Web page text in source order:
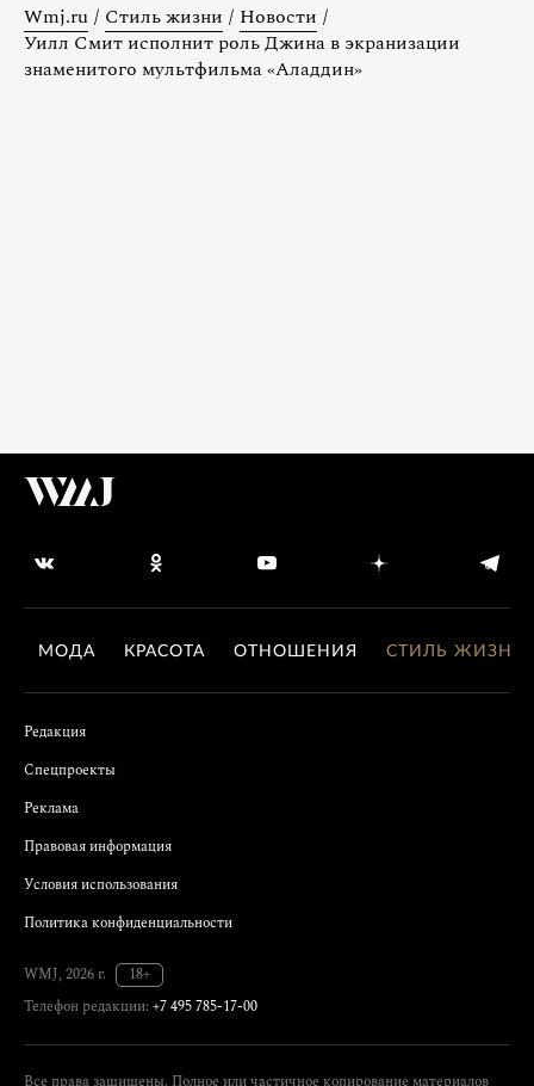
Wmj.ru / Стиль жизни / Новости /
Уилл Смит исполнит роль Джина в экранизации
знаменитого мультфильма «Аладдин»
МОДА КРАСОТА ОТНОШЕНИЯ СТИЛЬ ЖИЗНИ
Редакция
Спецпроекты
Реклама
Правовая информация
Условия использования
Политика конфиденциальности
WMJ, 2026 г.
18+
Телефон редакции: +7 495 785-17-00